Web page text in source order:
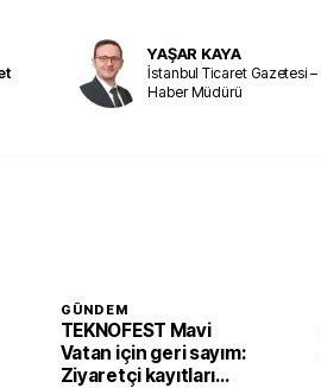
YAŞAR KAYA
İstanbul Ticaret Gazetesi –
Haber Müdürü
GÜNDEM
TEKNOFEST Mavi
Vatan için geri sayım:
Ziyaretçi kayıtları